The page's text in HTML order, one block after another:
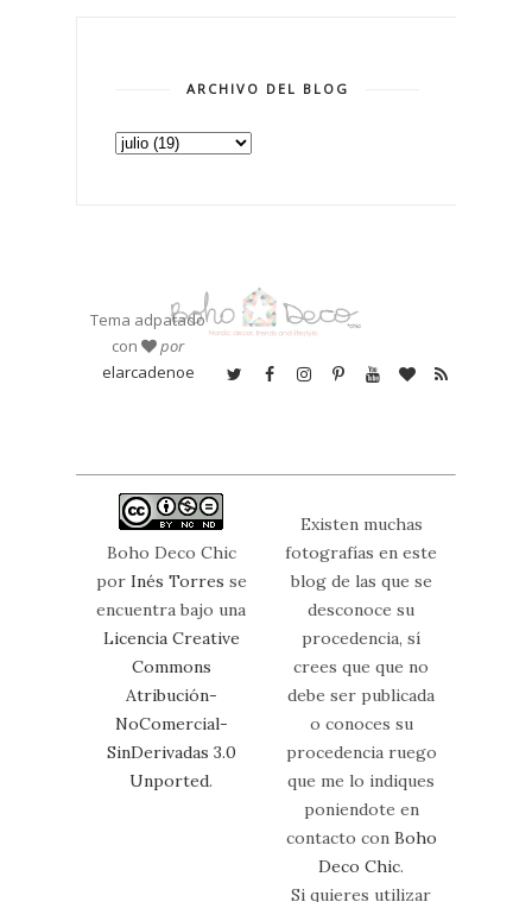
ARCHIVO DEL BLOG
Tema adpatado
con
por
elarcadenoe
Boho Deco Chic
por Inés Torres se
encuentra bajo una
Licencia Creative
Commons
Atribución-
NoComercial-
SinDerivadas 3.0
Unported.
Existen muchas
fotografías en este
blog de las que se
desconoce su
procedencia, sí
crees que que no
debe ser publicada
o conoces su
procedencia ruego
que me lo indiques
poniendote en
contacto con Boho
Deco Chic.
Si quieres utilizar